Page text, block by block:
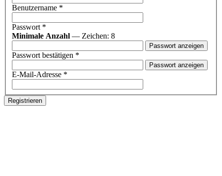
Benutzername *
Passwort *
Minimale Anzahl — Zeichen: 8
Passwort anzeigen
Passwort bestätigen *
Passwort anzeigen
E-Mail-Adresse *
Registrieren